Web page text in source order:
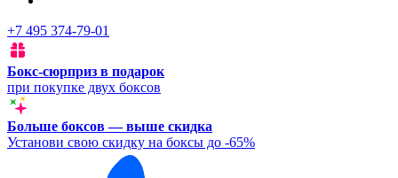
+7 495 374-79-01
Бокс-сюрприз в подарок
при покупке двух боксов
Больше боксов — выше скидка
Установи свою скидку на боксы до -65%